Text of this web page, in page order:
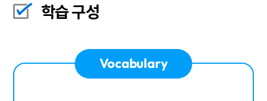
학습 구성
Vocabulary